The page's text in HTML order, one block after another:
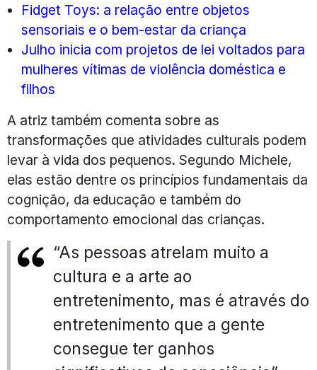
Fidget Toys: a relação entre objetos
sensoriais e o bem-estar da criança
Julho inicia com projetos de lei voltados para
mulheres vítimas de violência doméstica e
filhos
A atriz também comenta sobre as
transformações que atividades culturais podem
levar à vida dos pequenos. Segundo Michele,
elas estão dentre os princípios fundamentais da
cognição, da educação e também do
comportamento emocional das crianças.
“As pessoas atrelam muito a
cultura e a arte ao
entretenimento, mas é através do
entretenimento que a gente
consegue ter ganhos